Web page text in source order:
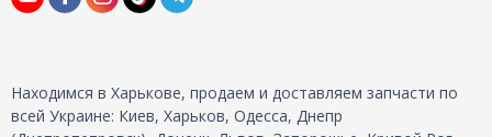
Находимся в Харькове, продаем и доставляем запчасти по
всей Украине: Киев, Харьков, Одесса, Днепр